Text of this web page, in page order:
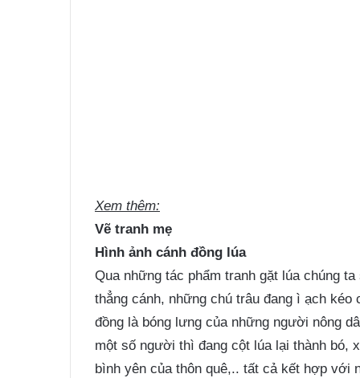
Xem thêm:
Vẽ tranh mẹ
Hình ảnh cánh đồng lúa
Qua những tác phẩm tranh gặt lúa chúng
thẳng cánh, những chú trâu đang ì ạch
đồng là bóng lưng của những người nông
một số người thì đang cột lúa lại thành bó,
bình yên của thôn quê,.. tất cả kết hợp với